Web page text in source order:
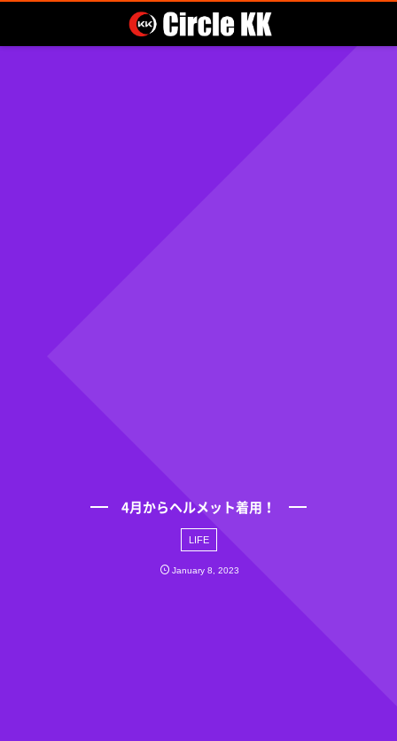
4月からヘルメット着用！
LIFE
January 8,2023